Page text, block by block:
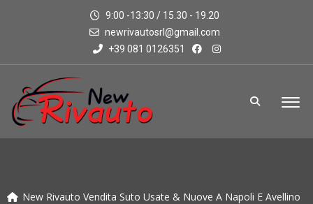
9:00 -13:30 / 15.30 - 19.20
newrivautosrl@gmail.com
+39 081 0126351
New Rivauto Vendita Suto Usate & Nuove A Napoli E Avellino